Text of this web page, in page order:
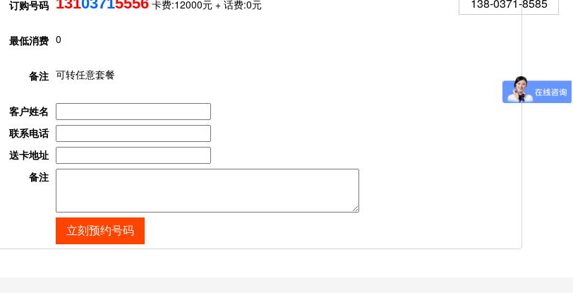
订购号码
卡费:12000元 + 话费:0元
最低消费 0
备注 可转任意套餐
客户姓名
联系电话
送卡地址
备注